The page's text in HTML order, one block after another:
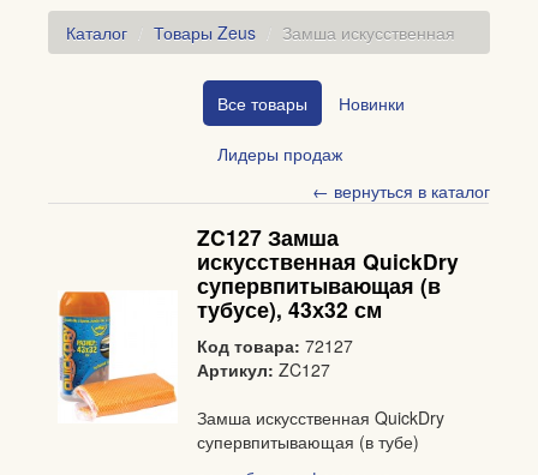
Каталог Товары Zeus Замша искусственная
Все товары Новинки
Лидеры продаж
← вернуться в каталог
ZC127 Замша
искусственная QuickDry
супервпитывающая (в
тубусе), 43х32 см
Код товара: 72127
Артикул: ZC127
Замша искусственная QuickDry
супервпитывающая (в тубе)